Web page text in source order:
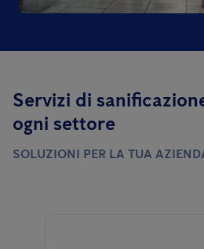
Servizi di
ogni settore
SOLUZIONI PER LA TUA